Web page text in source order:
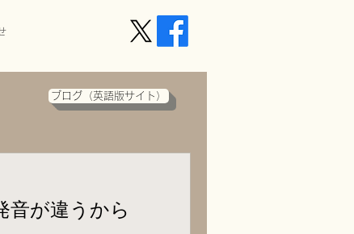
音が違うから
ブログ（英語版サイト）